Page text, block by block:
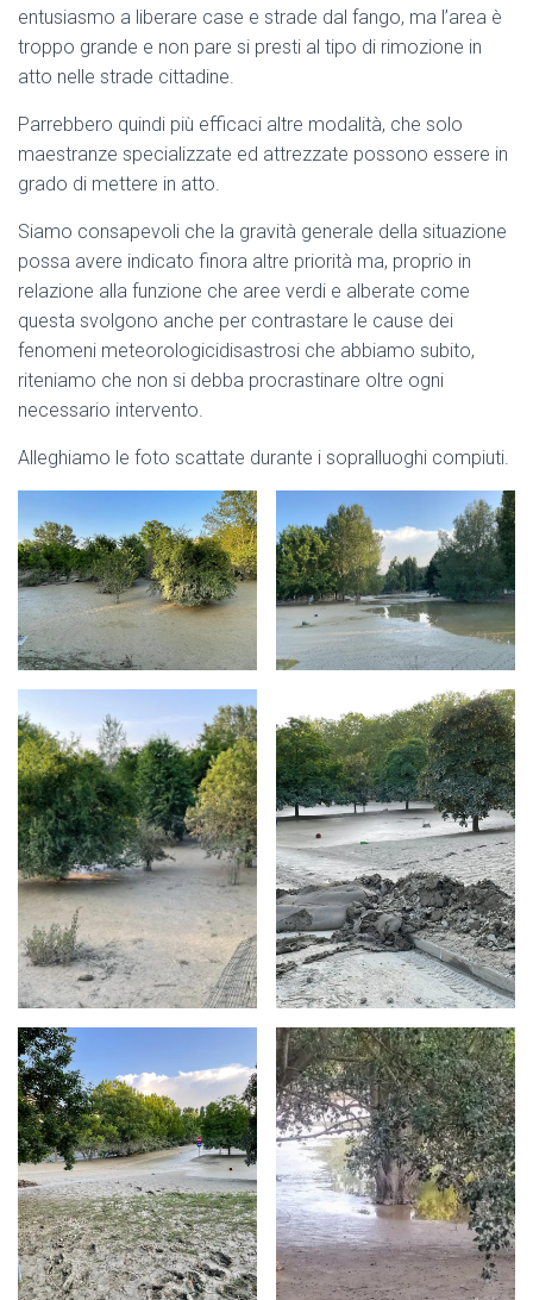
entusiasmo a liberare case e strade dal fango, ma l’area è
troppo grande e non pare si presti al tipo di rimozione in
atto nelle strade cittadine.
Parrebbero quindi più efficaci altre modalità, che solo
maestranze specializzate ed attrezzate possono essere in
grado di mettere in atto.
Siamo consapevoli che la gravità generale della situazione
possa avere indicato finora altre priorità ma, proprio in
relazione alla funzione che aree verdi e alberate come
questa svolgono anche per contrastare le cause dei
fenomeni meteorologicidisastrosi che abbiamo subito,
riteniamo che non si debba procrastinare oltre ogni
necessario intervento.
Alleghiamo le foto scattate durante i sopralluoghi compiuti.